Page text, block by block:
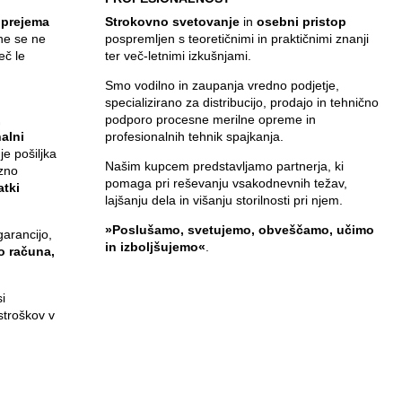
se ne
le
je pošiljka
računa,
v
Strokovno svetovanje in osebni pristop
pospremljen s teoretičnimi in praktičnimi znanji
ter več-letnimi izkušnjami.
Smo vodilno in zaupanja vredno podjetje,
specializirano za distribucijo, prodajo in tehnično
podporo procesne merilne opreme in
profesionalnih tehnik spajkanja.
Našim kupcem predstavljamo partnerja, ki
pomaga pri reševanju vsakodnevnih težav,
lajšanju dela in višanju storilnosti pri njem.
»Poslušamo, svetujemo, obveščamo, učimo
in izboljšujemo«